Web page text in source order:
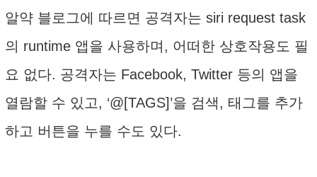
알약 블로그에 따르면 공격자는 siri request task
의 runtime 앱을 사용하며, 어떠한 상호작용도 필
요 없다. 공격자는 Facebook, Twitter 등의 앱을
열람할 수 있고, ‘@[TAGS]’을 검색, 태그를 추가
하고 버튼을 누를 수도 있다.